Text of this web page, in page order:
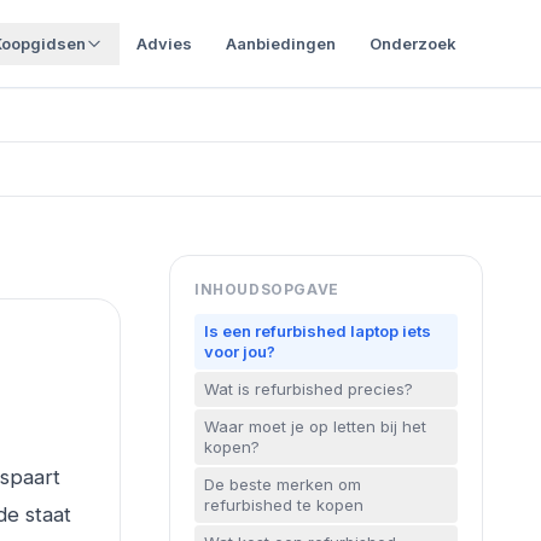
Advies Aanbiedingen Onderzoek
staat
INHOUDSOPGAVE
Is een refurbished laptop iets
voor jou?
Wat is refurbished precies?
Waar moet je op letten bij het
kopen?
De beste merken om
refurbished te kopen